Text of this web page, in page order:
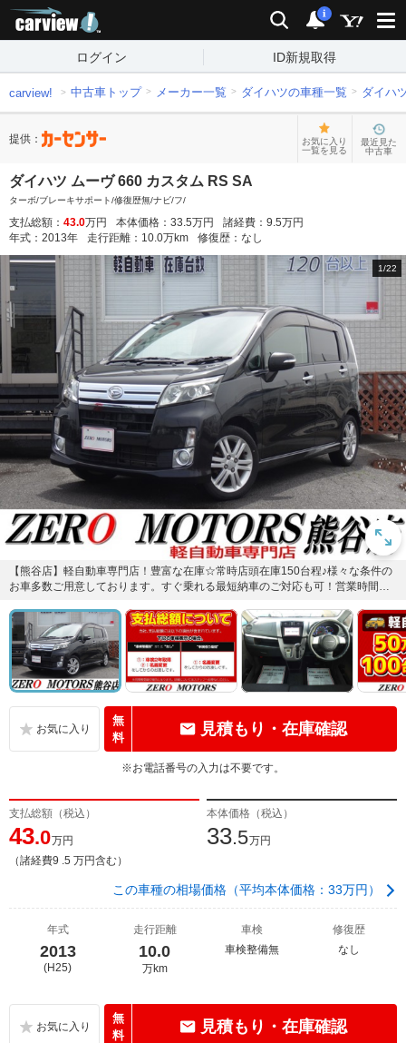
検索 通知
i
ログイン ID新規取得
carview! 中古車トップ メーカー一覧 ダイハツの車種一覧 ダイハ
提供：
お気に入り
一覧を見る
最近見た
中古車
ダイハツ ムーヴ 660 カスタム RS SA
ターボ/ブレーキサポート/修復歴無/ナビ/フ/
支払総額： 43.0万円 本体価格： 33.5万円 諸経費： 9.5万円
年式： 2013年 走行距離： 10.0万km 修復歴： なし
1/22
【熊谷店】軽自動車専門店！豊富な在庫☆常時店頭在庫150台程♪様々な条件の
お車多数ご用意しております。すぐ乗れる最短納車のご対応も可！営業時間も
無
料
見積もり・在庫確認
※お電話番号の入力は不要です。
支払総額（税込）
43.0万円
（諸経費9 .5 万円含む）
本体価格（税込）
33.5万円
この車種の相場価格（平均本体価格：33万円）
年式
2013
(H25)
走行距離
10.0
万km
車検
車検整備無
修復歴
なし
無
料
見積もり・在庫確認